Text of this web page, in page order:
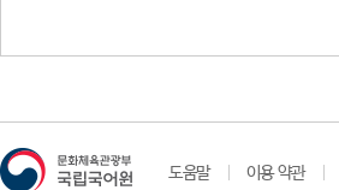
도움말 이용 약관